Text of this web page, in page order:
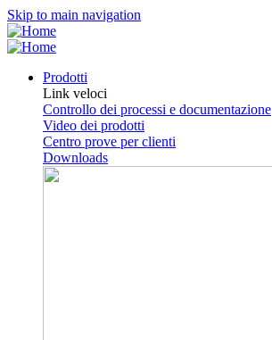
Skip to main navigation
Prodotti
Link veloci
Controllo dei processi e documentazione
Video dei prodotti
Centro prove per clienti
Downloads